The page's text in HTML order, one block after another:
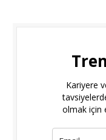
Kariyere
olmak için